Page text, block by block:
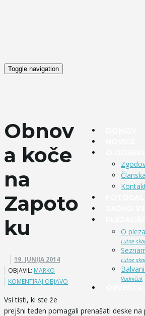
Toggle navigation
O
Lutne
Lutne
Vodniček
Obnov
a koče
na
Zapoto
ku
19. JUNIJA 2014
OBJAVIL: MARKO
KOMENTIRAJ OBJAVO
Vsi tisti, ki ste že
prejšni teden pomagali prenašati deske